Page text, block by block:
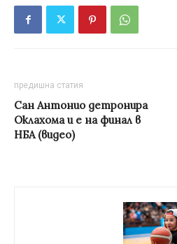
предишна статия
Сан Антонио детронира
Оклахома и е на финал в
НБА (видео)